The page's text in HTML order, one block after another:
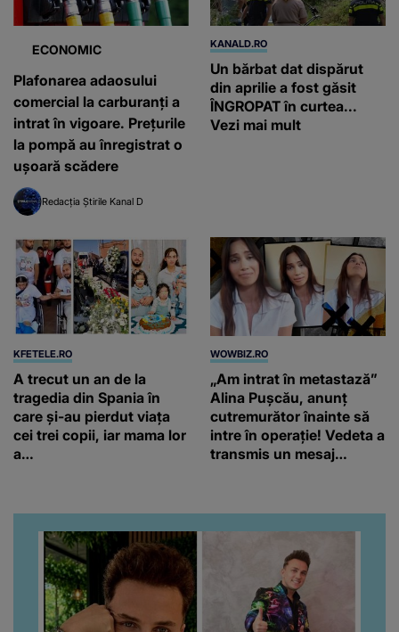
ECONOMIC
Plafonarea adaosului
comercial la carburanți a
intrat în vigoare. Prețurile
la pompă au înregistrat o
ușoară scădere
Redacția Știrile Kanal D
KANALD.RO
Un bărbat dat dispărut
din aprilie a fost găsit
ÎNGROPAT în curtea...
Vezi mai mult
KFETELE.RO
A trecut un an de la
tragedia din Spania în
care și-au pierdut viața
cei trei copii, iar mama lor
a…
WOWBIZ.RO
„Am intrat în metastază”
Alina Pușcău, anunț
cutremurător înainte să
intre în operație! Vedeta a
transmis un mesaj